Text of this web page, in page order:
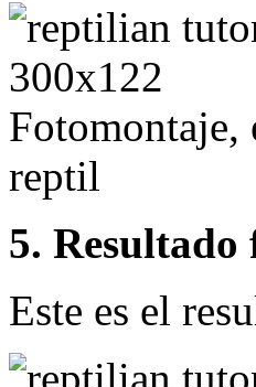
5. Resultado
Este es el